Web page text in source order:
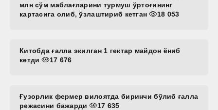
млн сўм маблағларини турмуш ўртоғининг
картасига олиб, ўзлаштириб кетган
18 053
Китобда ғалла экилган 1 гектар майдон ёниб
кетди
17 676
Ғузорлик фермер вилоятда биринчи бўлиб ғалла
режасини бажарди
17 635